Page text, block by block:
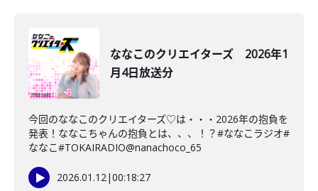
ななこのクリエイターズ 2026年1
月4日放送分
今回のななこのクリエイターズ♡は・・・2026年の抱負を
発表！ななこちゃんの抱負とは、、、！？#ななこラジオ#
ななこ#TOKAIRADIO@nanachoco_65
2026.01.12|00:18:27